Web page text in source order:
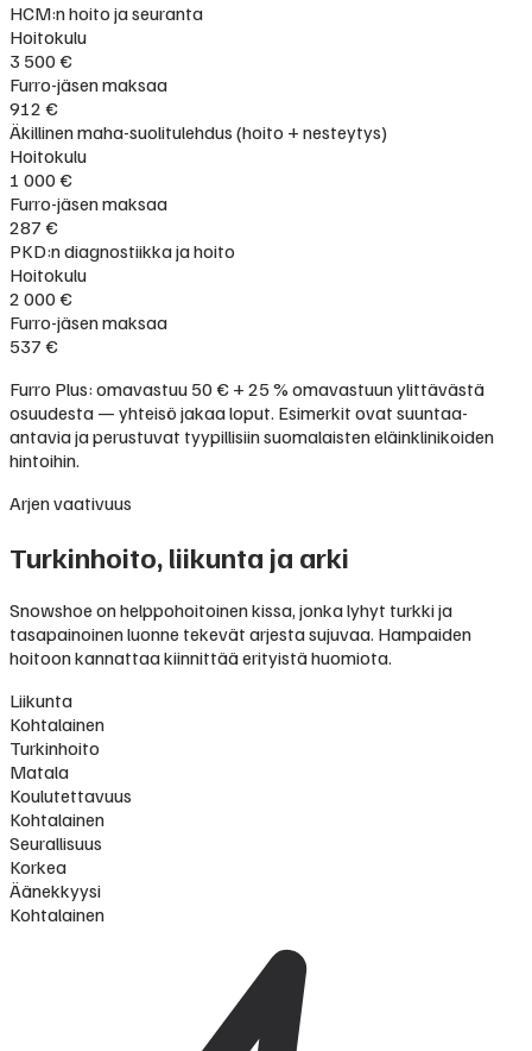
HCM:n hoito ja seuranta
Hoitokulu
3 500 €
Furro-jäsen maksaa
912 €
Äkillinen maha-suolitulehdus (hoito + nesteytys)
Hoitokulu
1 000 €
Furro-jäsen maksaa
287 €
PKD:n diagnostiikka ja hoito
Hoitokulu
2 000 €
Furro-jäsen maksaa
537 €
Furro Plus: omavastuu 50 € + 25 % omavastuun ylittävästä
osuudesta — yhteisö jakaa loput. Esimerkit ovat suuntaa-
antavia ja perustuvat tyypillisiin suomalaisten eläinklinikoiden
hintoihin.
Arjen vaativuus
Turkinhoito, liikunta ja arki
Snowshoe on helppohoitoinen kissa, jonka lyhyt turkki ja
tasapainoinen luonne tekevät arjesta sujuvaa. Hampaiden
hoitoon kannattaa kiinnittää erityistä huomiota.
Liikunta
Kohtalainen
Turkinhoito
Matala
Koulutettavuus
Kohtalainen
Seurallisuus
Korkea
Äänekkyysi
Kohtalainen